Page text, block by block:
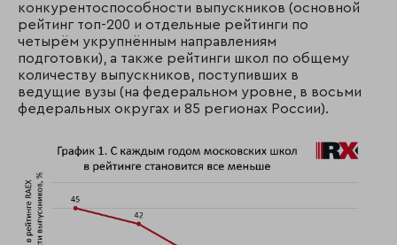
конкурентоспособности выпускников (основной
рейтинг топ-200 и отдельные рейтинги по
четырём укрупнённым направлениям
подготовки), а также рейтинги школ по общему
количеству выпускников, поступивших в
ведущие вузы (на федеральном уровне, в восьми
федеральных округах и 85 регионах России).